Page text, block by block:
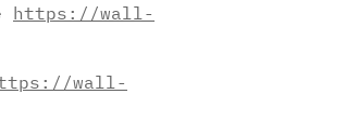
https://wall-
wall-